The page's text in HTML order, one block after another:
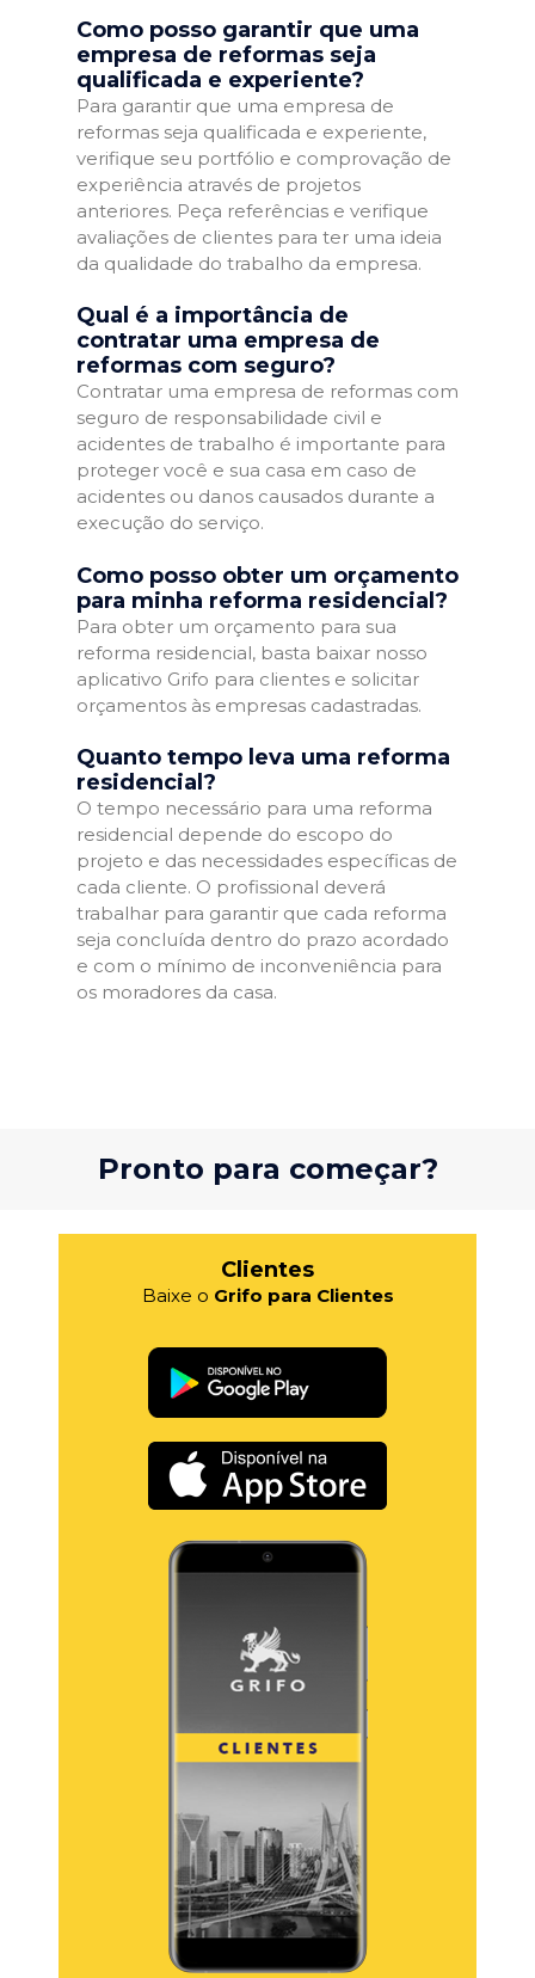
Como posso garantir que uma
empresa de reformas seja
qualificada e experiente?
Para garantir que uma empresa de
reformas seja qualificada e experiente,
verifique seu portfólio e comprovação de
experiência através de projetos
anteriores. Peça referências e verifique
avaliações de clientes para ter uma ideia
da qualidade do trabalho da empresa.
Qual é a importância de
contratar uma empresa de
reformas com seguro?
Contratar uma empresa de reformas com
seguro de responsabilidade civil e
acidentes de trabalho é importante para
proteger você e sua casa em caso de
acidentes ou danos causados durante a
execução do serviço.
Como posso obter um orçamento
para minha reforma residencial?
Para obter um orçamento para sua
reforma residencial, basta baixar nosso
aplicativo Grifo para clientes e solicitar
orçamentos às empresas cadastradas.
Quanto tempo leva uma reforma
residencial?
O tempo necessário para uma reforma
residencial depende do escopo do
projeto e das necessidades específicas de
cada cliente. O profissional deverá
trabalhar para garantir que cada reforma
seja concluída dentro do prazo acordado
e com o mínimo de inconveniência para
os moradores da casa.
Pronto para começar?
Clientes
Baixe o Grifo para Clientes